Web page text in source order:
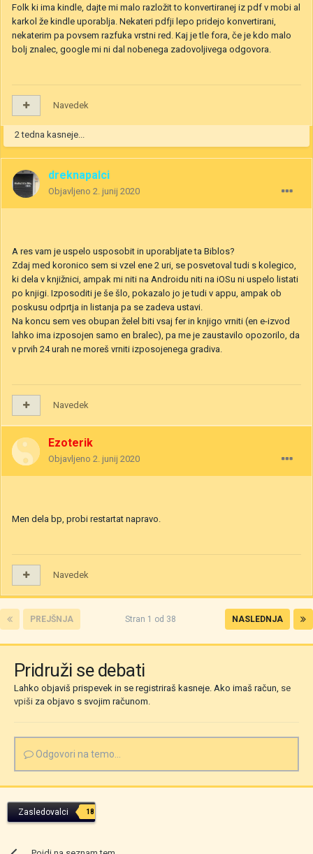
Folk ki ima kindle, dajte mi malo razložit to konvertiranej iz pdf v mobi al
karkol že kindle uporablja. Nekateri pdfji lepo pridejo konvertirani,
nekaterim pa povsem razfuka vrstni red. Kaj je tle fora, če je kdo malo
bolj znalec, google mi ni dal nobenega zadovoljivega odgovora.
Navedek
2 tedna kasneje...
dreknapalci
Objavljeno 2. junij 2020
A res vam je uspelo usposobit in uporabljate ta Biblos?
Zdaj med koronico sem si vzel ene 2 uri, se posvetoval tudi s kolegico,
ki dela v knjižnici, ampak mi niti na Androidu niti na iOSu ni uspelo listati
po knjigi. Izposoditi je še šlo, pokazalo jo je tudi v appu, ampak ob
poskusu odprtja in listanja pa se zadeva ustavi.
Na koncu sem ves obupan želel biti vsaj fer in knjigo vrniti (en e-izvod
lahko ima izposojen samo en bralec), pa me je zaustavilo opozorilo, da
v prvih 24 urah ne moreš vrniti izposojenega gradiva.
Navedek
Ezoterik
Objavljeno 2. junij 2020
Men dela bp, probi restartat napravo.
Navedek
PREJŠNJA NASLEDNJA
Stran 1 od 38
Pridruži se debati
Lahko objaviš prispevek in se registriraš kasneje. Ako imaš račun, se
vpiši za objavo s svojim računom.
Odgovori na temo...
Zasledovalci 18